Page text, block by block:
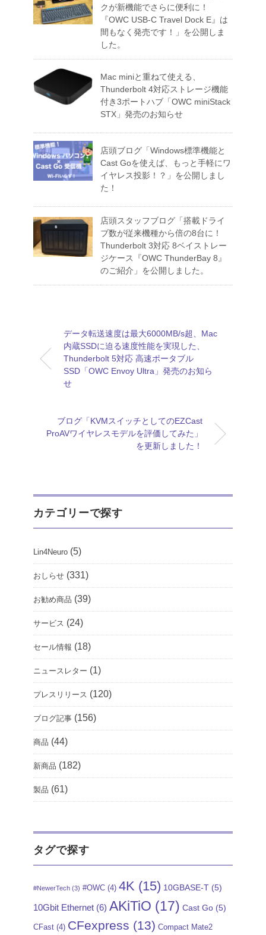
クが新機能でさらに便利に！
『OWC USB-C Travel Dock E』は
間もなく発売です！」を公開しま
した。
Mac miniと重ねて使える、
Thunderbolt 4対応ストレージ機能
付き3ポートハブ「OWC miniStack
STX」発売のお知らせ
店頭ブログ「Windows標準機能と
Cast Goを使えば、もっと手軽にワ
イヤレス投影！？」を公開しまし
た！
店頭スタッフブログ「搭載ドライ
ブ数が従来機種から倍の8台に！
Thunderbolt 3対応 8ベイストレー
ジケース『OWC ThunderBay 8』
のご紹介」を公開しました。
データ転送速度は最大6000MB/s超、Mac
内蔵SSDに迫る速度性能を実現した、
Thunderbolt 5対応 高速ポータブル
SSD「OWC Envoy Ultra」発売のお知ら
せ
ブログ「KVMスイッチとしてのEZCast
ProAVワイヤレスモデルを評価してみた」
を更新しました！
カテゴリーで探す
Lin4Neuro (5)
おしらせ (331)
お勧め商品 (39)
サービス (24)
セール情報 (18)
ニュースレター (1)
プレスリリース (120)
ブログ記事 (156)
商品 (44)
新商品 (182)
製品 (61)
タグで探す
#NewerTech (3) #OWC (4) 4K (15) 10GBASE-T (5)
10Gbit Ethernet (6) AKiTiO (17) Cast Go (5)
CFast (4) CFexpress (13) Compact Mate2